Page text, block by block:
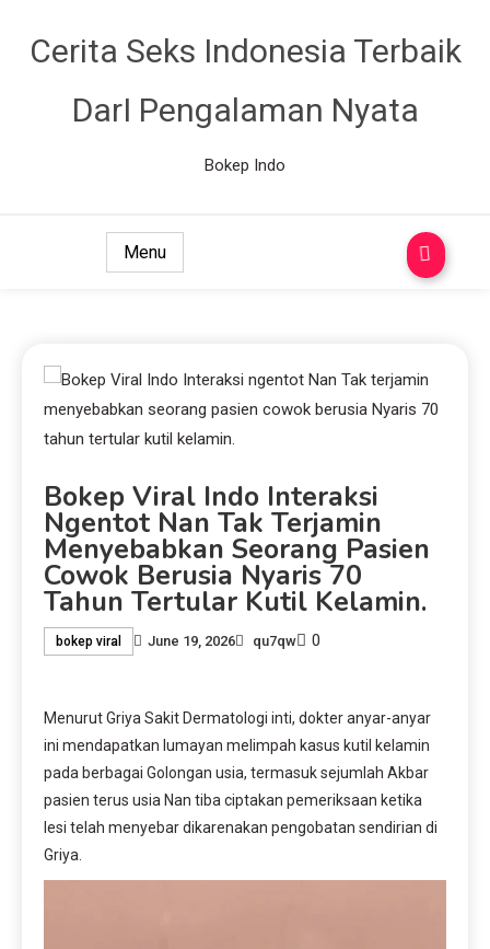
Cerita Seks Indonesia Terbaik
DarI Pengalaman Nyata
Bokep Indo
Menu
Bokep Viral Indo Interaksi
Ngentot Nan Tak Terjamin
Menyebabkan Seorang Pasien
Cowok Berusia Nyaris 70
Tahun Tertular Kutil Kelamin.
bokep viral June 19, 2026 qu7qw 0
Menurut Griya Sakit Dermatologi inti, dokter anyar-anyar
ini mendapatkan lumayan melimpah kasus kutil kelamin
pada berbagai Golongan usia, termasuk sejumlah Akbar
pasien terus usia Nan tiba ciptakan pemeriksaan ketika
lesi telah menyebar dikarenakan pengobatan sendirian di
Griya.